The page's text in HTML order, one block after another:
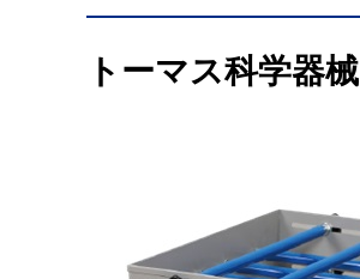
トーマス科学器械